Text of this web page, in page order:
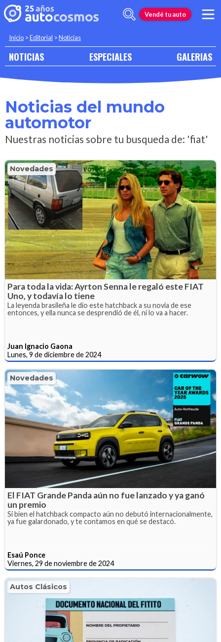
Vendé tu auto
Inicio >Editorial >Noticias
NOTICIAS ESPECIALES GALERIAS
Noticias del mundo
automotor
Nuestras noticias sobre tu busqueda de: 'fiat'
Novedades
Para toda la vida: Ayrton Senna le regaló este FIAT
Uno, y todavía lo tiene
La leyenda brasileña le dio este hatchback a su novia de ese
entonces, y ella nunca se desprendió de él, ni lo va a hacer.
Juan Ignacio Gaona
Lunes, 9 de diciembre de 2024
Novedades
El FIAT Grande Panda aún no fue lanzado y ya ganó
un premio
Si bien el hatchback compacto aún no debutó internacionalmente,
ya fue galardonado, y te contamos en qué se destacó.
Esaú Ponce
Viernes, 29 de noviembre de 2024
Autos Clásicos